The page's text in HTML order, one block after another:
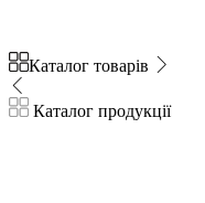
Каталог товарів
Каталог продукції